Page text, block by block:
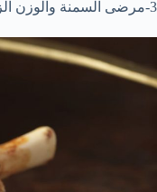
3-مرضى السمنة والوزن الزائد.